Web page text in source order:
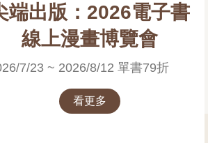
端出版：2026電子書
線上漫畫博覽會
7/23 ~ 2026/8/12 單書79折
看更多